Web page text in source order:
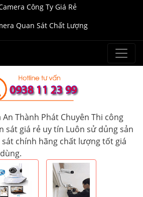
Công Ty Giá Rẻ
Quan Sát Chất Lượng
An Thành Phát Chuyên Thi công
sát giá rẻ uy tín Luôn sử dủng sản
chính hãng chất lượng tốt giá